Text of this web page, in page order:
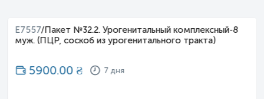
E7557/Пакет №32.2. Урогенитальный комплексный-8
муж. (ПЦР, соскоб из урогенитального тракта)
5900.00₴ 7 дня